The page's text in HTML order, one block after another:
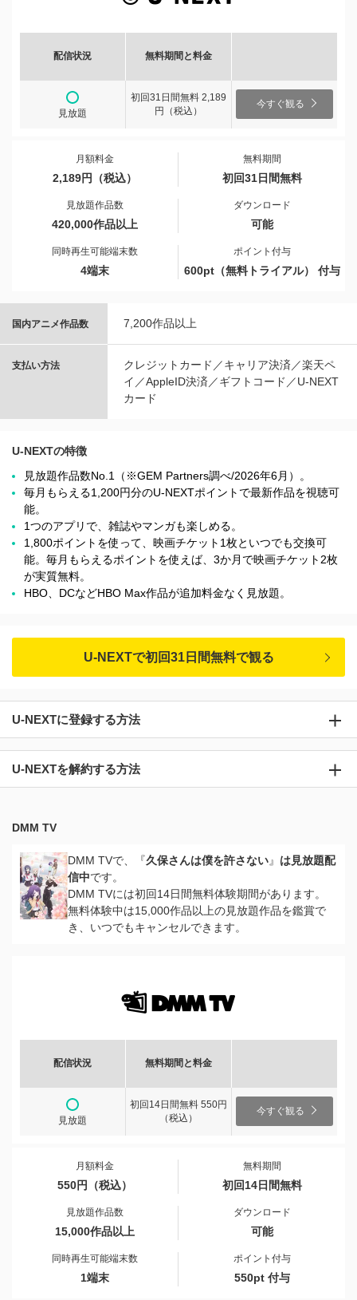
配信状況 無料期間と料金
見放題
初回31日間無料 2,189
円（税込）
今すぐ観る
月額料金
2,189円（税込）
無料期間
初回31日間無料
見放題作品数
420,000作品以上
ダウンロード
可能
同時再生可能端末数
4端末
ポイント付与
600pt（無料トライアル） 付与
国内アニメ作品数 7,200作品以上
支払い方法
クレジットカード／キャリア決済／楽天ペ
イ／AppleID決済／ギフトコード／U-NEXT
カード
U-NEXTの特徴
見放題作品数No.1（※GEM Partners調べ/2026年6⽉）。
毎月もらえる1,200円分のU-NEXTポイントで最新作品を視聴可
能。
1つのアプリで、雑誌やマンガも楽しめる。
1,800ポイントを使って、映画チケット1枚といつでも交換可
能。毎月もらえるポイントを使えば、3か月で映画チケット2枚
が実質無料。
HBO、DCなどHBO Max作品が追加料金なく見放題。
U-NEXTで初回31日間無料で観る
U-NEXTに登録する方法
U-NEXTを解約する方法
DMM TV
DMM TVで、『久保さんは僕を許さない』 は見放題配
信中です。
DMM TVには初回14日間無料体験期間があります。
無料体験中は15,000作品以上の見放題作品を鑑賞で
き、いつでもキャンセルできます。
配信状況 無料期間と料金
見放題
初回14日間無料 550円
（税込）
今すぐ観る
月額料金
550円（税込）
無料期間
初回14日間無料
見放題作品数
15,000作品以上
ダウンロード
可能
同時再生可能端末数
1端末
ポイント付与
550pt 付与